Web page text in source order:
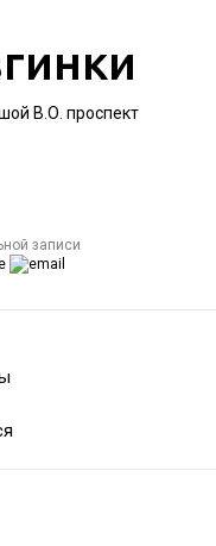
В.О. проспект
записи